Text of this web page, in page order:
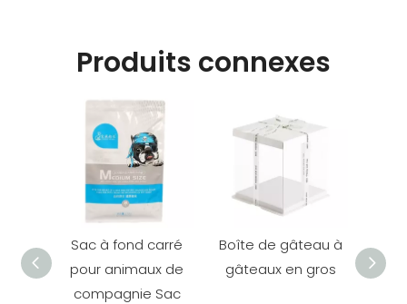
Produits connexes
Sac à fond carré
pour animaux de
compagnie Sac
Boîte de gâteau à
gâteaux en gros
à